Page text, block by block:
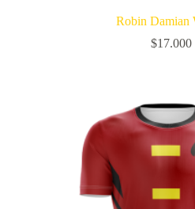
Robin Damian
$17.000